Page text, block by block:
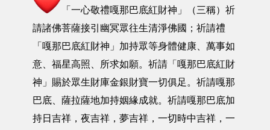
「一心敬禮嘎那巴底紅財神」（三稱）祈
請諸佛菩薩接引幽冥眾往生清淨佛國；祈請禮
「嘎那巴底紅財神」加持眾等身體健康、萬事如
意、福星高照、所求如願。祈請「嘎那巴底紅財
神」賜於眾生財庫金銀財寶一切俱足。祈請嘎那
巴底、薩拉薩地加持姻緣成就。祈請嘎那巴底加
持日吉祥，夜吉祥，夢吉祥，一切時中吉祥，一